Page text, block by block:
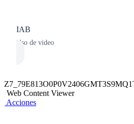
IAB
Uso de video
Web Content Viewer
Acciones